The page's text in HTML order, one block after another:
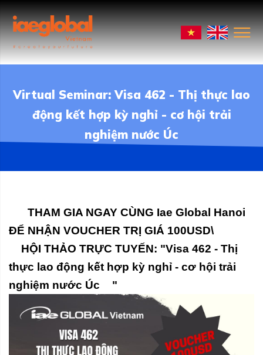
Virtual Seminar: Visa 462 - Thị thực lao
động kết hợp kỳ nghỉ - cơ hội trải
nghiệm nước Úc
THAM GIA NGAY CÙNG Iae Global Hanoi
ĐỂ NHẬN VOUCHER TRỊ GIÁ 100USD\
HỘI THẢO TRỰC TUYẾN: "Visa 462 - Thị
thực lao động kết hợp kỳ nghỉ - cơ hội trải
nghiệm nước Úc
"